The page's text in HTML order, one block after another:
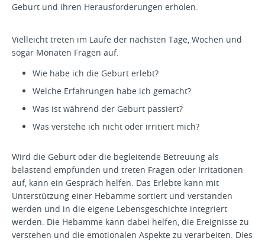
Geburt und ihren Herausforderungen erholen.
Vielleicht treten im Laufe der nächsten Tage, Wochen und
sogar Monaten Fragen auf.
Wie habe ich die Geburt erlebt?
Welche Erfahrungen habe ich gemacht?
Was ist während der Geburt passiert?
Was verstehe ich nicht oder irritiert mich?
Wird die Geburt oder die begleitende Betreuung als
belastend empfunden und treten Fragen oder Irritationen
auf, kann ein Gespräch helfen. Das Erlebte kann mit
Unterstützung einer Hebamme sortiert und verstanden
werden und in die eigene Lebensgeschichte integriert
werden. Die Hebamme kann dabei helfen, die Ereignisse zu
verstehen und die emotionalen Aspekte zu verarbeiten. Dies